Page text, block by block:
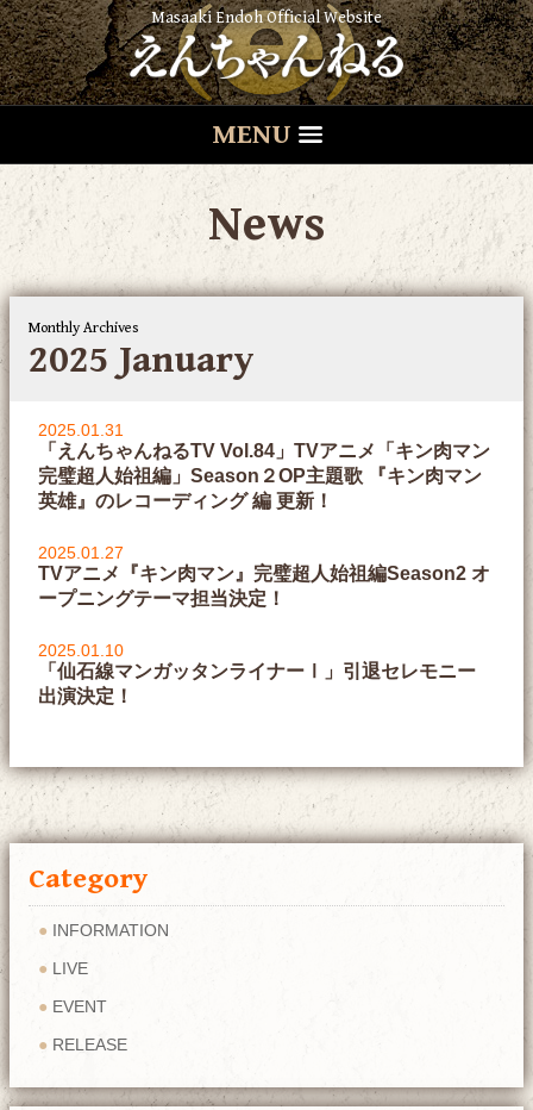
Masaaki Endoh Official Website
MENU
News
Monthly Archives
2025 January
2025.01.31
「えんちゃんねるTV Vol.84」TVアニメ「キン肉マン
完璧超人始祖編」Season２OP主題歌 『キン肉マン
英雄』のレコーディング 編 更新！
2025.01.27
TVアニメ『キン肉マン』完璧超人始祖編Season2 オ
ープニングテーマ担当決定！
2025.01.10
「仙石線マンガッタンライナーⅠ」引退セレモニー
出演決定！
Category
INFORMATION
LIVE
EVENT
RELEASE